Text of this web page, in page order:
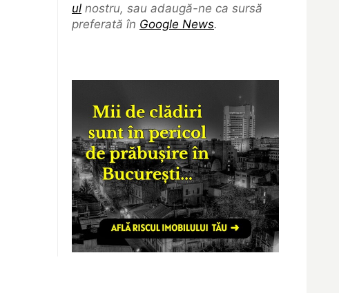
ul nostru, sau adaugă-ne ca sursă
preferată în Google News.